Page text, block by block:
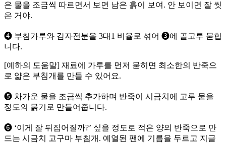
은 물을 조금씩 따르면서 보면 남은 흙이 보여. 안 보이면 잘 씻
은 거야.
➍ 부침가루와 감자전분을 3대1 비율로 섞어 ➌에 골고루 묻힙
니다.
[예하의 도움말] 재료에 가루를 먼저 묻히면 최소한의 반죽으
로 얇은 부침개를 만들 수 있어요.
➎ 차가운 물을 조금씩 추가하며 반죽이 시금치에 고루 묻을
정도의 묽기로 만들어줍니다.
➏ ‘이게 잘 뒤집어질까?’ 싶을 정도로 적은 양의 반죽으로 만
드는 시금치 고구마 부침개. 예열된 팬에 기름을 두르고 지글